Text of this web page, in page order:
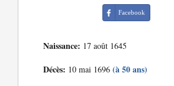
Facebook
Naissance: 17 août 1645
Décès: 10 mai 1696(à 50 ans)